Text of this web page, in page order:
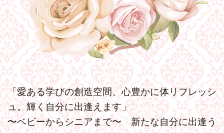
「愛ある学びの創造空間、心豊かに体リフレッシ
ュ。輝く自分に出逢えます」
〜ベビーからシニアまで〜 新たな自分に出逢う